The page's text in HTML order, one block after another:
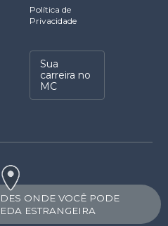
Política de
Privacidade
Sua
carreira no
MC
ONDE VOCÊ PODE
ESTRANGEIRA